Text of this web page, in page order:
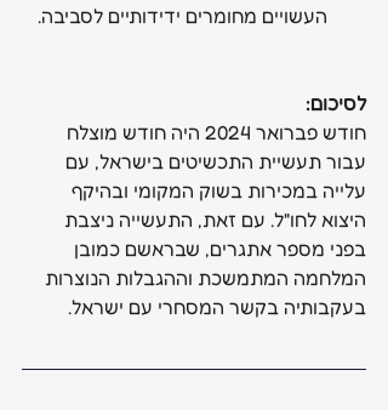
העשויים מחומרים ידידותיים לסביבה.
לסיכום:
חודש פברואר 2024 היה חודש מוצלח
עבור תעשיית התכשיטים בישראל, עם
עלייה במכירות בשוק המקומי ובהיקף
היצוא לחו"ל. עם זאת, התעשייה ניצבת
בפני מספר אתגרים, שבראשם כמובן
המלחמה המתמשכת וההגבלות הנוצרות
בעקבותיה בקשר המסחרי עם ישראל.